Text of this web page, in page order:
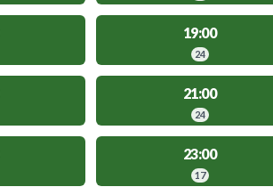
19:00
24
21:00
24
23:00
17